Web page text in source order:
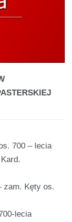
700 – lecia
zam. Kęty os.
lecia